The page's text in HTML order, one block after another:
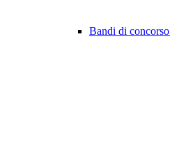
Bandi di concorso